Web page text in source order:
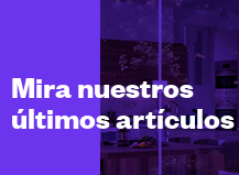
Mira nuestros
últimos artículos